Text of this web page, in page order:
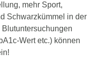
mehr Sport,
Schwarzkümmel in der
Wert etc.) können